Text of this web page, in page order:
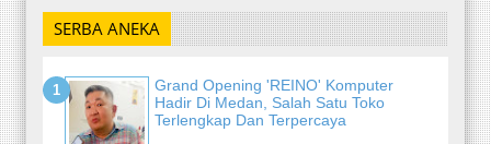
SERBA ANEKA
Grand Opening 'REINO' Komputer
Hadir Di Medan, Salah Satu Toko
Terlengkap Dan Terpercaya